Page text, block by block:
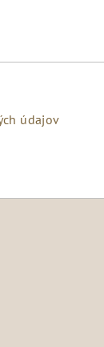
údajov